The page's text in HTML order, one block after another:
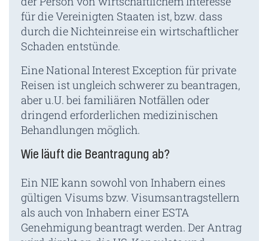
für die Vereinigten Staaten ist, bzw. dass
durch die Nichteinreise ein wirtschaftlicher
Schaden entstünde.
Eine National Interest Exception für private
Reisen ist ungleich schwerer zu beantragen,
aber u.U. bei familiären Notfällen oder
dringend erforderlichen medizinischen
Behandlungen möglich.
Wie läuft die Beantragung ab?
Ein NIE kann sowohl von Inhabern eines
gültigen Visums bzw. Visumsantragstellern
als auch von Inhabern einer ESTA
Genehmigung beantragt werden. Der Antrag